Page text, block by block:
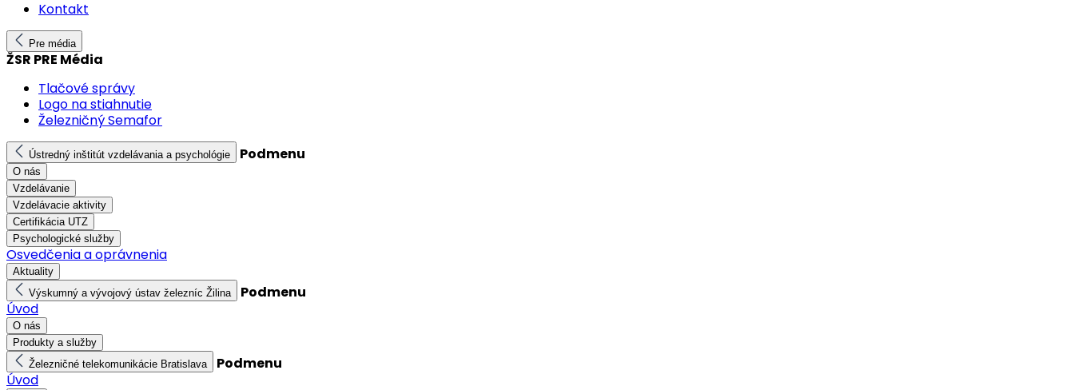
Kontakt
Pre média
ŽSR PRE Média
Tlačové správy
Logo na stiahnutie
Železničný Semafor
Ústredný inštitút vzdelávania a psychológie Podmenu
O nás
Vzdelávanie
Vzdelávacie aktivity
Certifikácia UTZ
Psychologické služby
Osvedčenia a oprávnenia
Aktuality
Výskumný a vývojový ústav železníc Žilina
Podmenu
Úvod
O nás
Produkty a služby
Železničné telekomunikácie Bratislava
Podmenu
Úvod